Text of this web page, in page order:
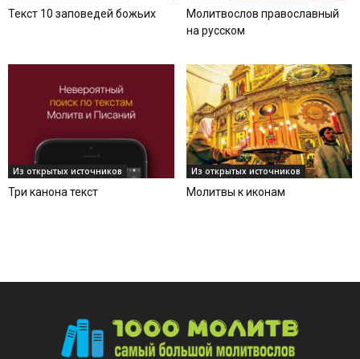
Текст 10 заповедей божьих
Молитвослов православный
на русском
Из открытых источников
Три канона текст
Из открытых источников
Молитвы к иконам